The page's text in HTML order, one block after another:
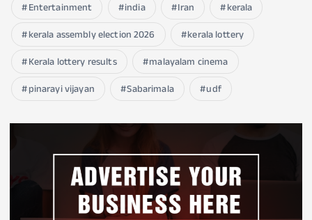
Entertainment
india Iran
kerala
kerala assembly election 2026
kerala lottery
Kerala lottery results
malayalam cinema
pinarayi vijayan
Sabarimala udf